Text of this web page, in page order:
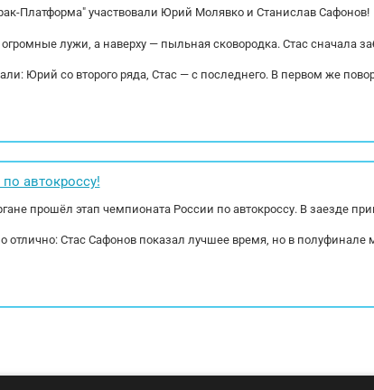
Платформа" участвовали Юрий Молявко и Станислав Сафонов!
лужи, а наверху — пыльная сковородка. Стас сначала
Юрий со второго ряда, Стас — с последнего. В первом же
автокроссу!
прошёл этап чемпионата России по автокроссу. В заезде
отлично: Стас Сафонов показал лучшее время, но в